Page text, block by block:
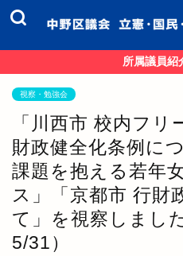
所属議員紹
視察・勉強会
「川西市 校内フ
財政健全化条例に
課題を抱える若年
ス」「京都市 行財
て」を視察しまし
5/31）